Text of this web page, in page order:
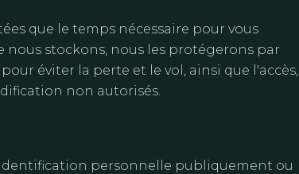
que le temps nécessaire pour vous
nous stockons, nous les protégerons par
éviter la perte et le vol, ainsi que l'accès,
non autorisés.
personnelle publiquement ou